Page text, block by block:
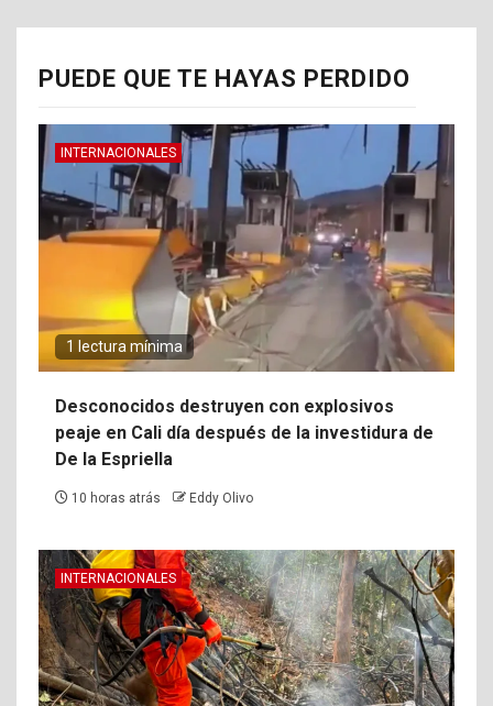
PUEDE QUE TE HAYAS PERDIDO
INTERNACIONALES
1 lectura mínima
Desconocidos destruyen con explosivos
peaje en Cali día después de la investidura de
De la Espriella
10 horas atrás Eddy Olivo
INTERNACIONALES